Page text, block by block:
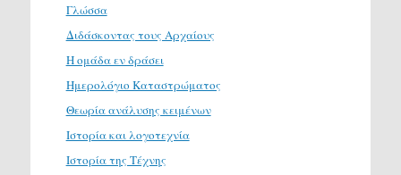
Γλώσσα
Διδάσκοντας τους Αρχαίους
Η ομάδα εν δράσει
Ημερολόγιο Καταστρώματος
Θεωρία ανάλυσης κειμένων
Ιστορία και λογοτεχνία
Ιστορία της Τέχνης